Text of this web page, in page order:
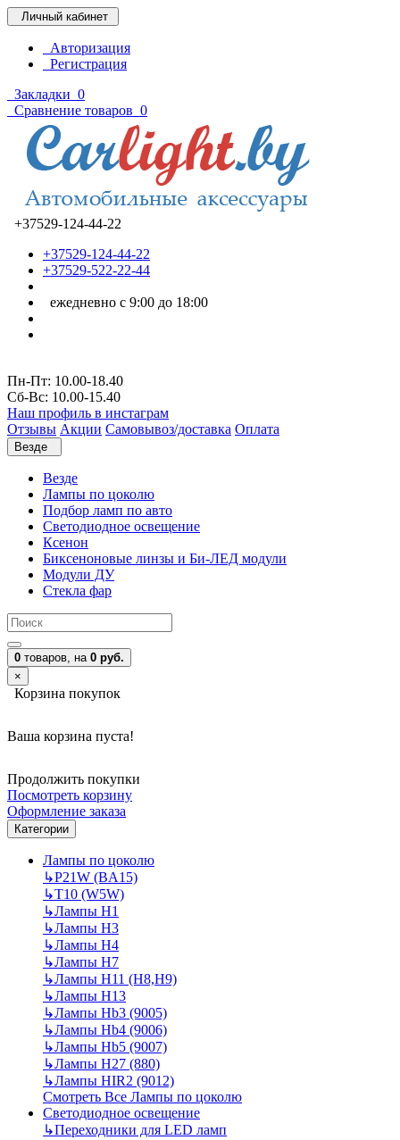
Личный кабинет
Авторизация
Регистрация
Закладки 0
Сравнение товаров 0
+37529-124-44-22
+37529-124-44-22
+37529-522-22-44
ежедневно с 9:00 до 18:00
Пн-Пт: 10.00-18.40
Cб-Вс: 10.00-15.40
Наш профиль в инстаграм
Отзывы Акции Самовывоз/доставка Оплата
Везде
Везде
Лампы по цоколю
Подбор ламп по авто
Светодиодное освещение
Ксенон
Биксеноновые линзы и Би-ЛЕД модули
Модули ДУ
Стекла фар
0 товаров, на 0 руб.
×
Корзина покупок
Ваша корзина пуста!
Продолжить покупки
Посмотреть корзину
Оформление заказа
Категории
Лампы по цоколю
↳P21W (BA15)
↳T10 (W5W)
↳Лампы H1
↳Лампы H3
↳Лампы H4
↳Лампы H7
↳Лампы H11 (H8,H9)
↳Лампы H13
↳Лампы Hb3 (9005)
↳Лампы Hb4 (9006)
↳Лампы Hb5 (9007)
↳Лампы H27 (880)
↳Лампы HIR2 (9012)
Смотреть Все Лампы по цоколю
Светодиодное освещение
↳Переходники для LED ламп